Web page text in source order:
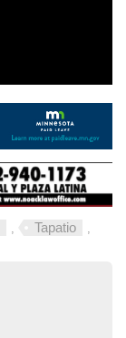
Tapatio